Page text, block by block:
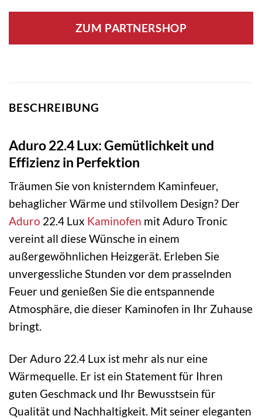
ZUM PARTNERSHOP
BESCHREIBUNG
Aduro 22.4 Lux: Gemütlichkeit und
Effizienz in Perfektion
Träumen Sie von knisterndem Kaminfeuer,
behaglicher Wärme und stilvollem Design? Der
Aduro 22.4 Lux Kaminofen mit Aduro Tronic
vereint all diese Wünsche in einem
außergewöhnlichen Heizgerät. Erleben Sie
unvergessliche Stunden vor dem prasselnden
Feuer und genießen Sie die entspannende
Atmosphäre, die dieser Kaminofen in Ihr Zuhause
bringt.
Der Aduro 22.4 Lux ist mehr als nur eine
Wärmequelle. Er ist ein Statement für Ihren
guten Geschmack und Ihr Bewusstsein für
Qualität und Nachhaltigkeit. Mit seiner eleganten